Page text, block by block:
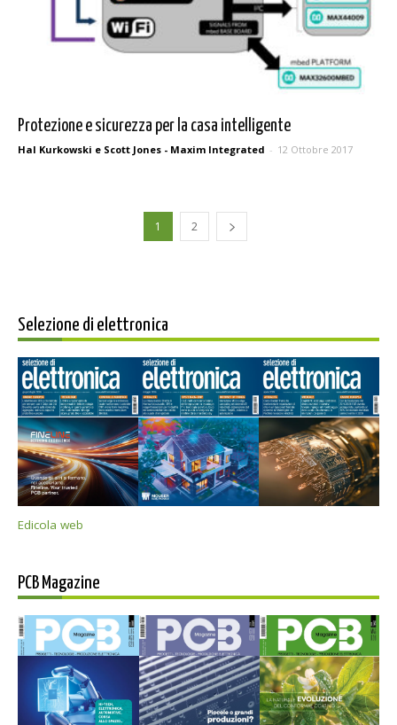
Protezione e sicurezza per la casa intelligente
Hal Kurkowski e Scott Jones - Maxim Integrated - 12 Ottobre 2017
1 2
Selezione di elettronica
Edicola web
PCB Magazine